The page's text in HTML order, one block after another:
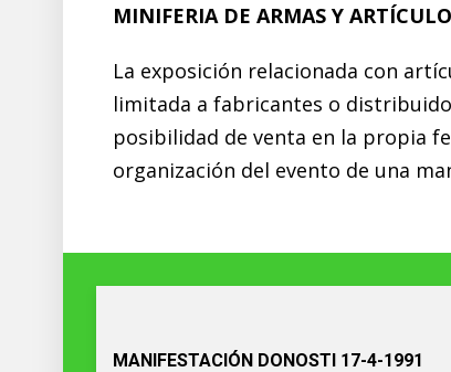
MINIFERIA DE ARMAS Y
La exposición relacionada con
limitada a fabricantes o
posibilidad de venta en la propia
organización del evento de una
MANIFESTACIÓN DONOSTI 17-4-1991